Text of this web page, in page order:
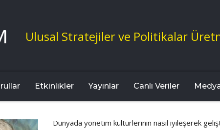
Ulusal Stratejiler ve Politikalar
Etkinlikler Yayınlar Canlı Veriler
Dünyada yönetim kültürlerinin nasıl iyileşerek